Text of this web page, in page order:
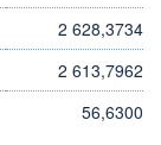
2 628,3734
2 613,7962
56,6300